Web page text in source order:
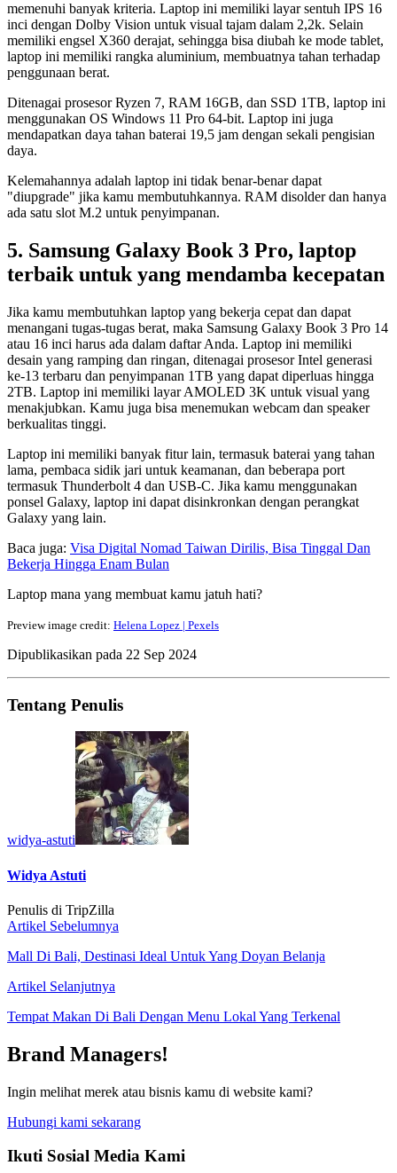
memenuhi banyak kriteria. Laptop ini memiliki layar sentuh IPS 16
inci dengan Dolby Vision untuk visual tajam dalam 2,2k. Selain
memiliki engsel X360 derajat, sehingga bisa diubah ke mode tablet,
laptop ini memiliki rangka aluminium, membuatnya tahan terhadap
penggunaan berat.
Ditenagai prosesor Ryzen 7, RAM 16GB, dan SSD 1TB, laptop ini
menggunakan OS Windows 11 Pro 64-bit. Laptop ini juga
mendapatkan daya tahan baterai 19,5 jam dengan sekali pengisian
daya.
Kelemahannya adalah laptop ini tidak benar-benar dapat
"diupgrade" jika kamu membutuhkannya. RAM disolder dan hanya
ada satu slot M.2 untuk penyimpanan.
5. Samsung Galaxy Book 3 Pro, laptop
terbaik untuk yang mendamba kecepatan
Jika kamu membutuhkan laptop yang bekerja cepat dan dapat
menangani tugas-tugas berat, maka Samsung Galaxy Book 3 Pro 14
atau 16 inci harus ada dalam daftar Anda. Laptop ini memiliki
desain yang ramping dan ringan, ditenagai prosesor Intel generasi
ke-13 terbaru dan penyimpanan 1TB yang dapat diperluas hingga
2TB. Laptop ini memiliki layar AMOLED 3K untuk visual yang
menakjubkan. Kamu juga bisa menemukan webcam dan speaker
berkualitas tinggi.
Laptop ini memiliki banyak fitur lain, termasuk baterai yang tahan
lama, pembaca sidik jari untuk keamanan, dan beberapa port
termasuk Thunderbolt 4 dan USB-C. Jika kamu menggunakan
ponsel Galaxy, laptop ini dapat disinkronkan dengan perangkat
Galaxy yang lain.
Baca juga: Visa Digital Nomad Taiwan Dirilis, Bisa Tinggal Dan
Bekerja Hingga Enam Bulan
Laptop mana yang membuat kamu jatuh hati?
Preview image credit: Helena Lopez | Pexels
Dipublikasikan pada 22 Sep 2024
Tentang Penulis
widya-astuti
Widya Astuti
Penulis di TripZilla
Artikel Sebelumnya
Mall Di Bali, Destinasi Ideal Untuk Yang Doyan Belanja
Artikel Selanjutnya
Tempat Makan Di Bali Dengan Menu Lokal Yang Terkenal
Brand Managers!
Ingin melihat merek atau bisnis kamu di website kami?
Hubungi kami sekarang
Ikuti Sosial Media Kami